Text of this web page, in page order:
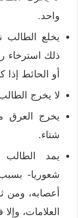
واحد.
يخلع
ذلك استرخاء
أو الحائط إذا
لا يخرج
يخرج العرق
شتاء.
يمد الطالب
شعوريا-
أعصابه، ومن
العلامات،